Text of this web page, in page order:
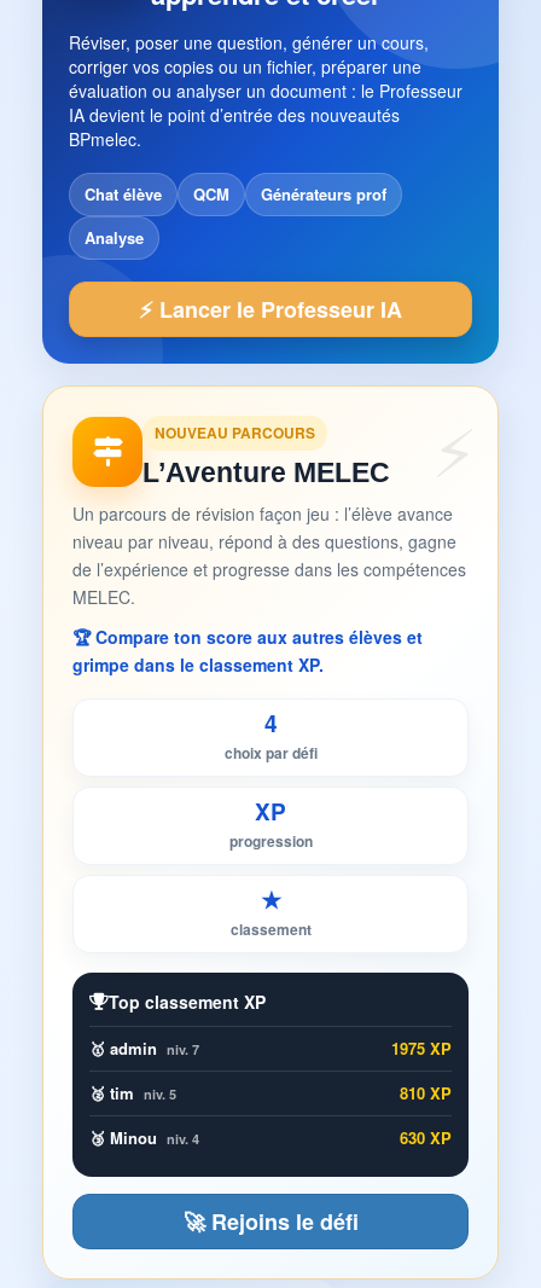
Réviser, poser une question, générer un cours,
corriger vos copies ou un fichier, préparer une
évaluation ou analyser un document : le Professeur
IA devient le point d’entrée des nouveautés
BPmelec.
Chat élève QCM
Générateurs prof
Analyse
⚡ Lancer le Professeur IA
NOUVEAU PARCOURS
L’Aventure MELEC
Un parcours de révision façon jeu : l’élève avance
niveau par niveau, répond à des questions, gagne
de l’expérience et progresse dans les compétences
MELEC.
🏆 Compare ton score aux autres élèves et
grimpe dans le classement XP.
4
choix par défi
XP
progression
★
classement
Top classement XP
🥇 admin niv. 7
1975 XP
🥈 tim niv. 5
810 XP
🥉 Minou niv. 4 630 XP
🚀 Rejoins le défi